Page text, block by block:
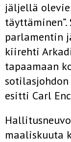
jäljellä
parlamentin
kiirehti
tapaamaan
sotilasjohdon
esitti Carl
maaliskuuta